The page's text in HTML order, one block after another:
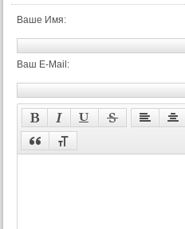
Ваше Имя:
Ваш E-Mail: